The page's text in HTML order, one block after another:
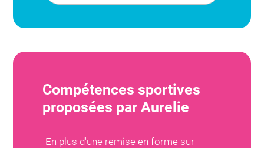
Compétences sportives
proposées parAurelie
En plus d'une remise en forme sur